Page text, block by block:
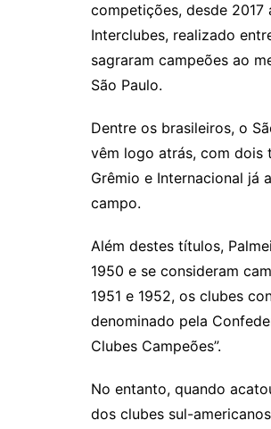
competições, desde
Interclubes, realizado
sagraram campeões ao
São Paulo.
Dentre os brasileiros, o
vêm logo atrás, com dois
Grêmio e Internacional já
campo.
Além destes títulos,
1950 e se consideram
1951 e 1952, os clubes
denominado pela
Clubes Campeões”.
No entanto, quando
dos clubes sul-